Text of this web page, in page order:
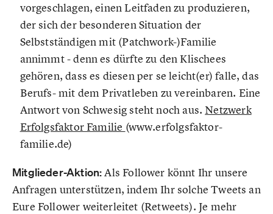
vorgeschlagen, einen Leitfaden zu produzieren,
der sich der besonderen Situation der
Selbstständigen mit (Patchwork-)Familie
annimmt - denn es dürfte zu den Klischees
gehören, dass es diesen per se leicht(er) falle, das
Berufs- mit dem Privatleben zu vereinbaren. Eine
Antwort von Schwesig steht noch aus. Netzwerk
Erfolgsfaktor Familie (www.erfolgsfaktor-
familie.de)
Mitglieder-Aktion:Als Follower könnt Ihr unsere
Anfragen unterstützen, indem Ihr solche Tweets an
Eure Follower weiterleitet (Retweets). Je mehr